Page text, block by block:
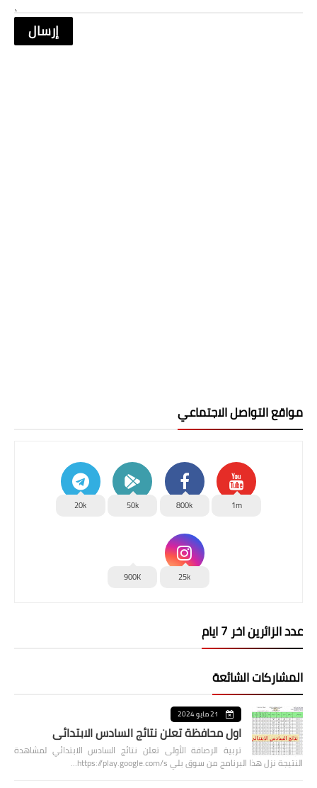
مواقع التواصل الاجتماعي
1m
800k
50k
20k
25k
900K
عدد الزائرين اخر 7 ايام
المشاركات الشائعة
21 مايو 2024
اول محافظة تعلن نتائج السادس الابتدائي
تربية الرصافة الأولى تعلن نتائج السادس الابتدائي لمشاهدة
النتيجة نزل هذا البرنامج من سوق بلي https://play.google.com/s…